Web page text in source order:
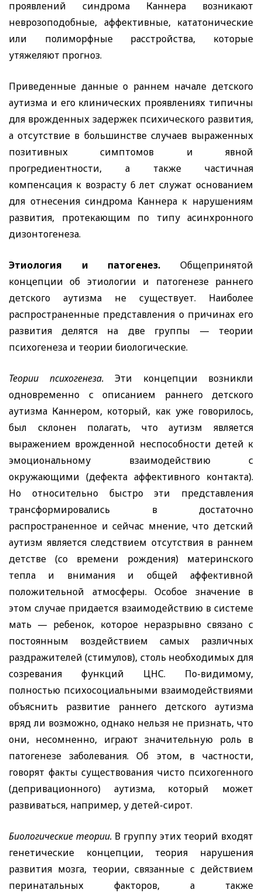
проявлений синдрома Каннера возникают
неврозоподобные, аффективные, кататонические
или полиморфные расстройства, которые
утяжеляют прогноз.
Приведенные данные о раннем начале детского
аутизма и его клинических проявлениях типичны
для врожденных задержек психического развития,
а отсутствие в большинстве случаев выраженных
позитивных симптомов и явной
прогредиентности, а также частичная
компенсация к возрасту 6 лет служат основанием
для отнесения синдрома Каннера к нарушениям
развития, протекающим по типу асинхронного
дизонтогенеза.
Этиология и патогенез. Общепринятой
концепции об этиологии и патогенезе раннего
детского аутизма не существует. Наиболее
распространенные представления о причинах его
развития делятся на две группы — теории
психогенеза и теории биологические.
Теории психогенеза. Эти концепции возникли
одновременно с описанием раннего детского
аутизма Каннером, который, как уже говорилось,
был склонен полагать, что аутизм является
выражением врожденной неспособности детей к
эмоциональному взаимодействию с
окружающими (дефекта аффективного контакта).
Но относительно быстро эти представления
трансформировались в достаточно
распространенное и сейчас мнение, что детский
аутизм является следствием отсутствия в раннем
детстве (со времени рождения) материнского
тепла и внимания и общей аффективной
положительной атмосферы. Особое значение в
этом случае придается взаимодействию в системе
мать — ребенок, которое неразрывно связано с
постоянным воздействием самых различных
раздражителей (стимулов), столь необходимых для
созревания функций ЦНС. По-видимому,
полностью психосоциальными взаимодействиями
объяснить развитие раннего детского аутизма
вряд ли возможно, однако нельзя не признать, что
они, несомненно, играют значительную роль в
патогенезе заболевания. Об этом, в частности,
говорят факты существования чисто психогенного
(депривационного) аутизма, который может
развиваться, например, у детей-сирот.
Биологические теории. В группу этих теорий входят
генетические концепции, теория нарушения
развития мозга, теории, связанные с действием
перинатальных факторов, а также